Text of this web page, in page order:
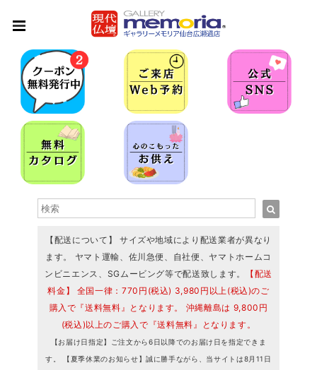
【配送について】 サイズや地域により配送業者が異なり
ます。 ヤマト運輸、佐川急便、自社便、ヤマトホームコ
ンビニエンス、SGムービング等で配送致します。
【配送
料金】 全国一律：770円(税込) 3,980円以上(税込)のご
購入で『送料無料』となります。 沖縄離島は 9,800円
(税込)以上のご購入で『送料無料』となります。
【お届け日指定】ご注文から6日以降でのお届け日を指定できま
す。 【夏季休業のお知らせ】誠に勝手ながら、当サイトは8月11日